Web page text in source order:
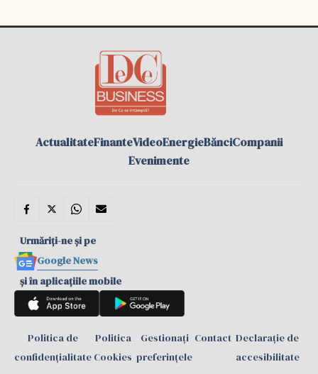
ActualitateFinanteVideoEnergieBănciCompanii
Evenimente
Urmăriți-ne și pe
Google News
și în aplicațiile mobile
Politica de
confidențialitate
Politica
Cookies
Gestionați
preferințele
Contact Declarație de
accesibilitate